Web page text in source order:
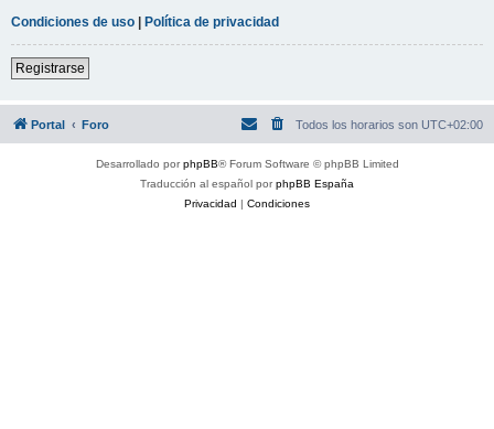
Condiciones de uso | Política de privacidad
Registrarse
Portal Foro Todos los horarios son UTC+02:00
Desarrollado porphpBB® Forum Software © phpBB Limited
Traducción al español porphpBB España
Privacidad | Condiciones